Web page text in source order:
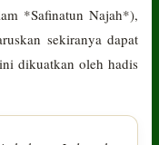
*Safinatun Najah*),
sekiranya dapat
dikuatkan oleh hadis